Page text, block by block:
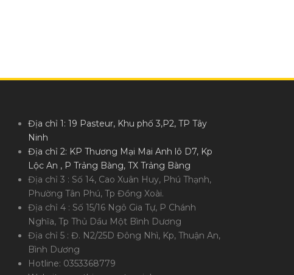
Địa chỉ 1: 19 Pasteur, Khu phố 3,P2, TP Tây
Ninh
Địa chỉ 2: KP Thương Mại Mai Anh lô D7, Kp
Lộc An , P Trảng Bàng, TX Trảng Bàng
Địa chỉ 3 : Số 14, Cao Xuân Huy, Phú Thạnh,
Phường Tân Phú, Tp Đồng Xoài.
Địa chỉ 4 : Số 15/16 Ngô Gia Tự, P Chánh
Nghĩa, Tp Thủ Dầu Một Bình Dương
Địa chỉ 5 : Đ. N2/25D Đông Nhì, Kp, Thuận An,
Bình Dương
Hotline: 0353368779